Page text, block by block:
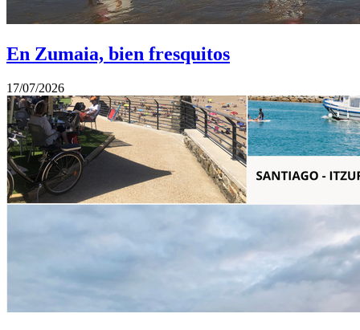
En Zumaia, bien fresquitos
17/07/2026